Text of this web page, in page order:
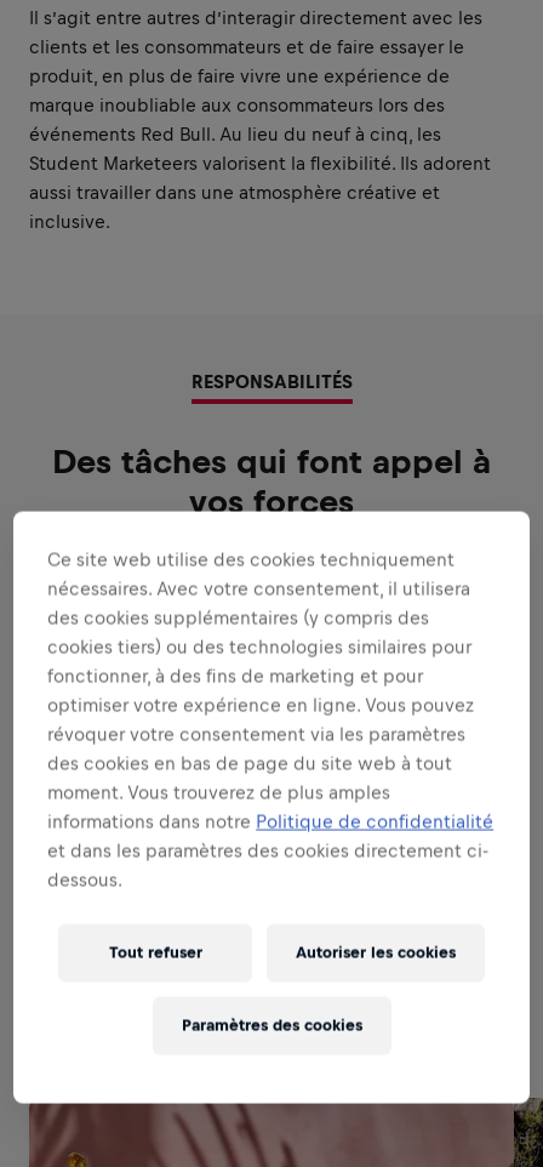
Il s’agit entre autres d’interagir directement avec les
clients et les consommateurs et de faire essayer le
produit, en plus de faire vivre une expérience de
marque inoubliable aux consommateurs lors des
événements Red Bull. Au lieu du neuf à cinq, les
Student Marketeers valorisent la flexibilité. Ils adorent
aussi travailler dans une atmosphère créative et
inclusive.
RESPONSABILITÉS
Des tâches qui font appel à
vos forces
Voir plus
PROMOUVOIR LA MARQUE ET LE
PRODUIT
ÊTRE SPÉCIALISTE DES VENTES
PRÉCONISER L’EXCELLENCE DANS
L’EXÉCUTION
Ce site web utilise des cookies techniquement
nécessaires. Avec votre consentement, il utilisera
des cookies supplémentaires (y compris des
cookies tiers) ou des technologies similaires pour
fonctionner, à des fins de marketing et pour
optimiser votre expérience en ligne. Vous pouvez
révoquer votre consentement via les paramètres
des cookies en bas de page du site web à tout
moment. Vous trouverez de plus amples
informations dans notre Politique de confidentialité
et dans les paramètres des cookies directement ci-
dessous.
Tout refuser Autoriser les cookies
Paramètres des cookies